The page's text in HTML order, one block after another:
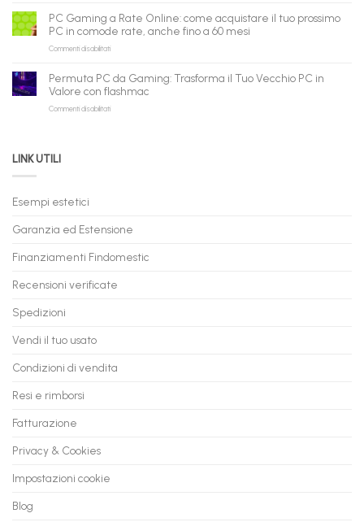
può
fare
shopping
qui
B2B
flashmac
per
rivenditori
Gaming
in
Pronta
Consegna
Nuovi
Ricondizionati,
Spedizione
PC Gaming a Rate Online: come acquistare il tuo prossimo
PC in comode rate, anche fino a 60 mesi
Commenti disabilitatisu
Gaming
a
Rate
Online:
anche
a
Permuta PC da Gaming: Trasforma il Tuo Vecchio PC in
Valore con flashmac
Commenti disabilitatisu
in
con
LINK UTILI
Esempi estetici
Garanzia ed Estensione
Finanziamenti Findomestic
Recensioni verificate
Spedizioni
Vendi il tuo usato
Condizioni di vendita
Resi e rimborsi
Fatturazione
Privacy & Cookies
Impostazioni cookie
Blog